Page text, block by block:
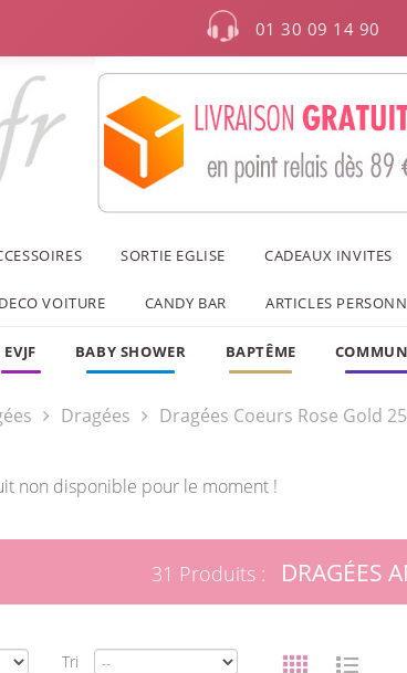
01 30 09 14 90
SORTIE EGLISE CADEAUX INVITES
DECO VOITURE CANDY BAR ARTICLES
EVJF BABY SHOWER BAPTÊME
Dragées Dragées Coeurs Rose Gold
non disponible pour le moment !
31 Produits : DRAGÉES
Tri